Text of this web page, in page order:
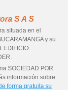
S A S
situada en el
y su
EDIFICIO
SOCIEDAD POR
información sobre
forma gratuita su